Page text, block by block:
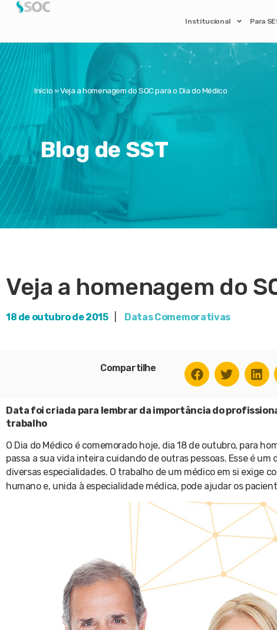
Institucional Para
Início»Veja a homenagem do SOC para o Dia do Médico
Blog de SST
Veja a homenagem do
18 de outubro de 2015 Datas Comemorativas
Compartilhe
Data foi criada para lembrar da importância do
trabalho
O Dia do Médico é comemorado hoje, dia 18 de outubro, para
passa a sua vida inteira cuidando de outras pessoas. Esse é
diversas especialidades. O trabalho de um médico em si exige
humano e, unida à especialidade médica, pode ajudar os